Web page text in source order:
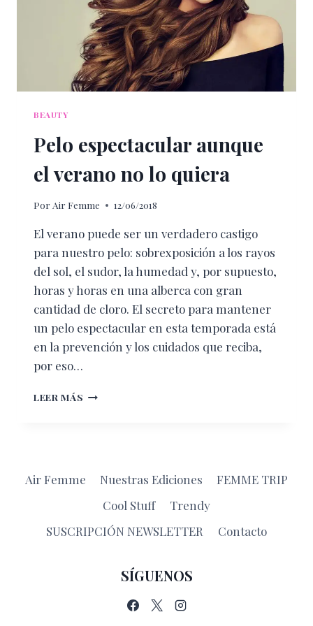
BEAUTY
Pelo espectacular aunque
el verano no lo quiera
Por Air Femme 12/06/2018
El verano puede ser un verdadero castigo
para nuestro pelo: sobrexposición a los rayos
del sol, el sudor, la humedad y, por supuesto,
horas y horas en una alberca con gran
cantidad de cloro. El secreto para mantener
un pelo espectacular en esta temporada está
en la prevención y los cuidados que reciba,
por eso…
LEER MÁS PELO
LO
Air Femme Nuestras Ediciones
FEMME TRIP
Cool Stuff
Trendy
SUSCRIPCIÓN NEWSLETTER
Contacto
SÍGUENOS